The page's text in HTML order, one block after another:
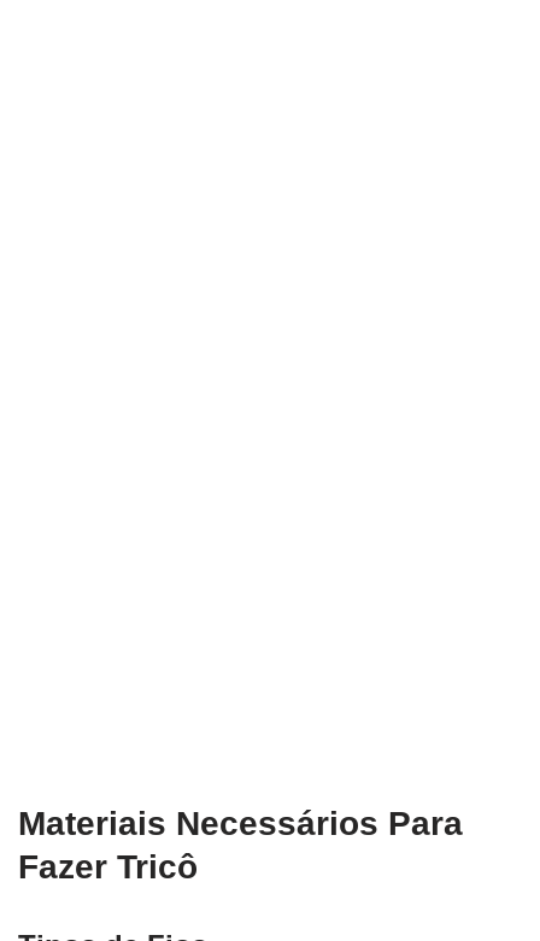
Materiais Necessários Para
Fazer Tricô